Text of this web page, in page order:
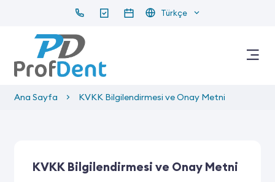
Türkçe
Ana Sayfa KVKK Bilgilendirmesi ve Onay Metni
KVKK Bilgilendirmesi ve Onay Metni